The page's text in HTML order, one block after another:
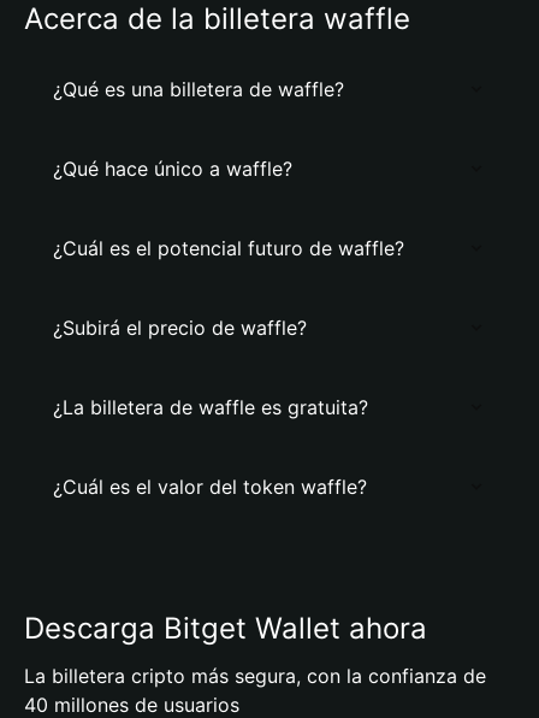
Acerca de la billetera waffle
¿Qué es una billetera de waffle?
¿Qué hace único a waffle?
¿Cuál es el potencial futuro de waffle?
¿Subirá el precio de waffle?
¿La billetera de waffle es gratuita?
¿Cuál es el valor del token waffle?
Descarga Bitget Wallet ahora
La billetera cripto más segura, con la confianza de
40 millones de usuarios